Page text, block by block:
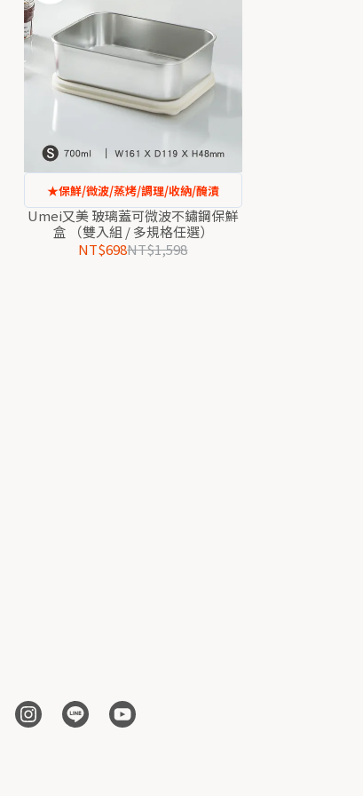
★保鮮/微波/蒸烤/調理/收納/醃漬
Umei又美 玻璃蓋可微波不鏽鋼保鮮
盒 （雙入組 / 多規格任選）
NT$698NT$1,598